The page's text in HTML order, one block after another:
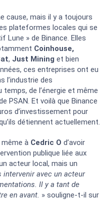
cause, mais il y a toujours
plateformes locales qui se
Lune » de Binance. Elles
Coinhouse,
, Just Mining et bien
ces entreprises ont eu
l’industrie des
de l’énergie et même
PSAN. Et voilà que Binance
d’investissement pour
détiennent actuellement.
à Cedric O d’avoir
publique liée aux
acteur local, mais un
intervenir avec un acteur
Il y a tant de
en avant. » souligne-t-il sur